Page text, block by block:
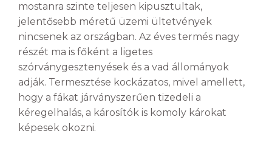
mostanra szinte teljesen kipusztultak,
jelentősebb méretű üzemi ültetvények
nincsenek az országban. Az éves termés nagy
részét ma is főként a ligetes
szórványgesztenyések és a vad állományok
adják. Termesztése kockázatos, mivel amellett,
hogy a fákat járványszerűen tizedeli a
kéregelhalás, a károsítók is komoly károkat
képesek okozni.